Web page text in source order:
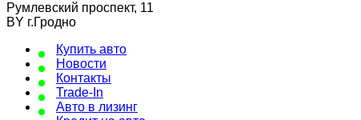
Румлевский проспект, 11
BY г.Гродно
Купить авто
Новости
Контакты
Trade-In
Авто в лизинг